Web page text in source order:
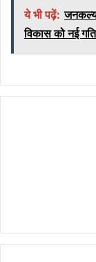
ये भी पढ़ें:
विकास को नई